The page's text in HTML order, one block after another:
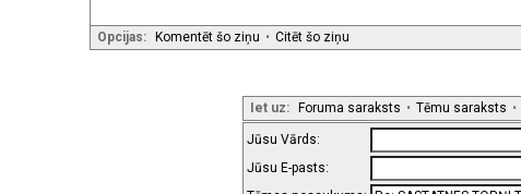
Opcijas: Komentēt šo ziņu • Citēt šo ziņu
Iet uz: Foruma saraksts • Tēmu saraksts •
Jūsu Vārds:
Jūsu E-pasts: